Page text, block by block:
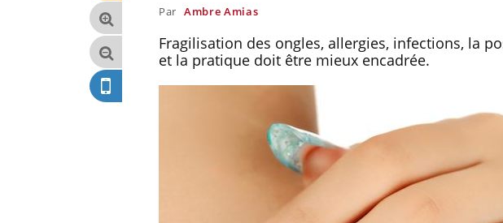
Par Ambre Amias
Fragilisation des ongles, allergies, infections, la
et la pratique doit être mieux encadrée.